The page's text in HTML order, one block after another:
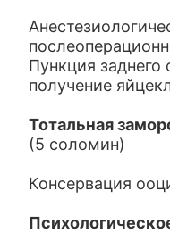
Пункция заднего
получение
Тотальная
(5 соломин)
Консервация